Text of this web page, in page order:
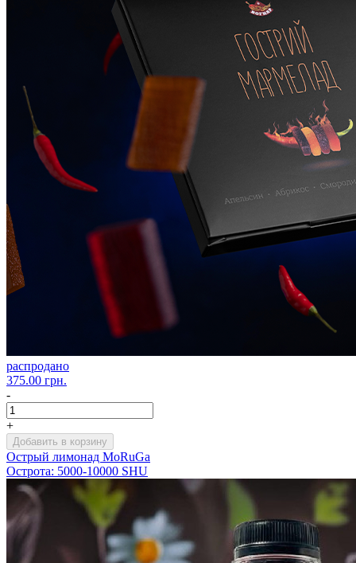
распродано
375.00 грн.
-
+
Добавить в корзину
Острый лимонад MoRuGa
Острота: 5000-10000 SHU